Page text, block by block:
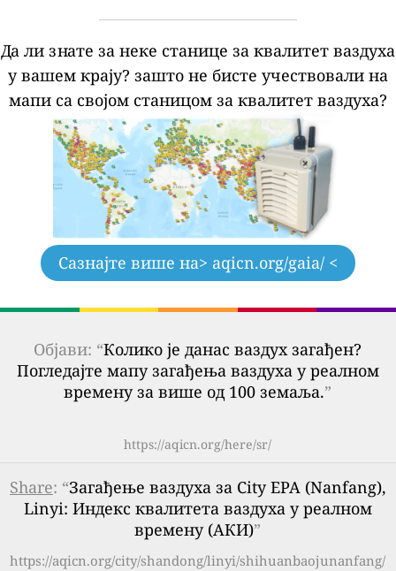
Да ли знате за неке станице за квалитет ваздуха
у вашем крају? зашто не бисте учествовали на
мапи са својом станицом за квалитет ваздуха?
Сазнајте више на> aqicn.org/gaia/ <
Објави: “Колико је данас ваздух загађен?
Погледајте мапу загађења ваздуха у реалном
времену за више од 100 земаља.”
https://aqicn.org/here/sr/
Share: “Загађење ваздуха за City EPA (Nanfang),
Linyi: Индекс квалитета ваздуха у реалном
времену (АКИ)”
https://aqicn.org/city/shandong/linyi/shihuanbaojunanfang/